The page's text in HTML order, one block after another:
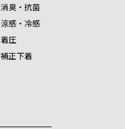
消臭・抗菌
涼感・冷感
着圧
補正下着